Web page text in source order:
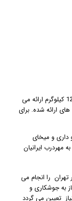
آرام بند سارو در وزن های 70-20، 90-70و 90-120 کیلوگرم ارائه می
ارائه شده. برای
داری و میخای
مهردرب ایرانیان
تهران را انجام می
به جوشکاری و
تعیین می گردد